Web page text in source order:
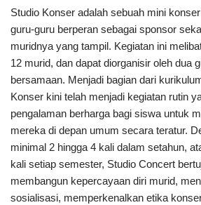
Studio Konser adalah sebuah mini
guru-guru berperan sebagai sponsor
muridnya yang tampil. Kegiatan ini
12 murid, dan dapat diorganisir oleh dua
bersamaan. Menjadi bagian dari
Konser kini telah menjadi kegiatan rutin
pengalaman berharga bagi siswa untuk
mereka di depan umum secara teratur.
minimal 2 hingga 4 kali dalam setahun,
kali setiap semester, Studio Concert
membangun kepercayaan diri murid,
sosialisasi, memperkenalkan etika